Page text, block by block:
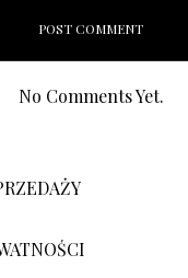
No Comments Yet.